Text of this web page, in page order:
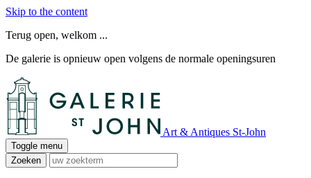
Skip to the content
Terug open, welkom ...
De galerie is opnieuw open volgens de normale openingsuren
Art & Antiques St-John
Toggle menu
Zoeken